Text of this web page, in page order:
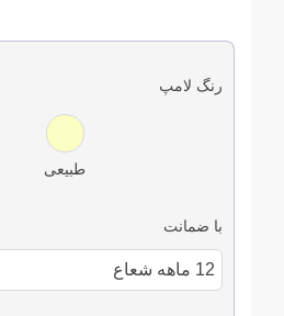
رنگ لامپ
طبیعی
با ضمانت